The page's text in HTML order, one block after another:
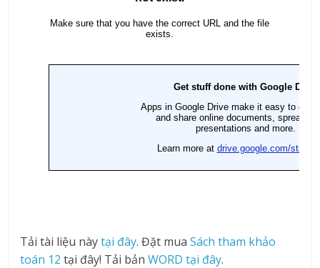
Tải tài liệu nàytại đây. Đặt muaSách tham khảo
toán 12 tại đây! Tải bảnWORD tại đây.